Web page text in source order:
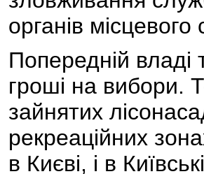
органів
Попередній владі
гроші на вибори.
зайнятих
рекреаційних
в Києві, і в